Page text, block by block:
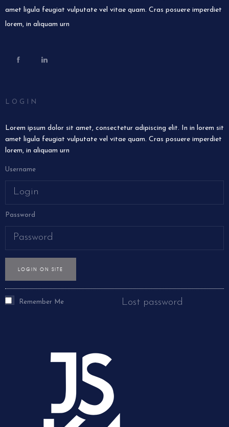
amet ligula feugiat vulputate vel vitae quam. Cras posuere imperdiet
lorem, in aliquam urn
LOGIN
Lorem ipsum dolor sit amet, consectetur adipiscing elit. In in lorem sit
amet ligula feugiat vulputate vel vitae quam. Cras posuere imperdiet
lorem, in aliquam urn
Username
Password
LOGIN ON SITE
Remember Me Lost password